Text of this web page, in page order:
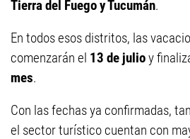
Tierra del Fuego y Tucumán.
En todos esos distritos, las
comenzarán el 13 de julioy
mes.
Con las fechas ya confirmadas,
el sector turístico cuentan con